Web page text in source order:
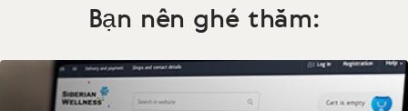
Bạn nên ghé thăm: